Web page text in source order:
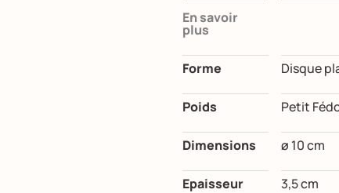
En savoir
plus
Forme Disque
Poids Petit
Dimensions ø 10 cm
Epaisseur 3,5 cm